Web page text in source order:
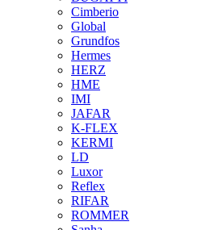
Cimberio
Global
Grundfos
Hermes
HERZ
HME
IMI
JAFAR
K-FLEX
KERMI
LD
Luxor
Reflex
RIFAR
ROMMER